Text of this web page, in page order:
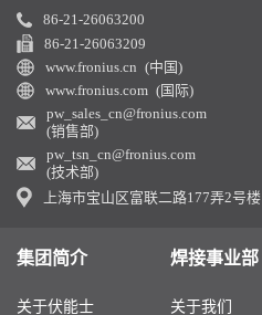
86-21-26063200
86-21-26063209
www.fronius.cn (中国)
www.fronius.com (国际)
pw_sales_cn@fronius.com
(销售部)
pw_tsn_cn@fronius.com
(技术部)
上海市宝山区富联二路177弄2号楼
集团简介
关于伏能士
焊接事业部
关于我们